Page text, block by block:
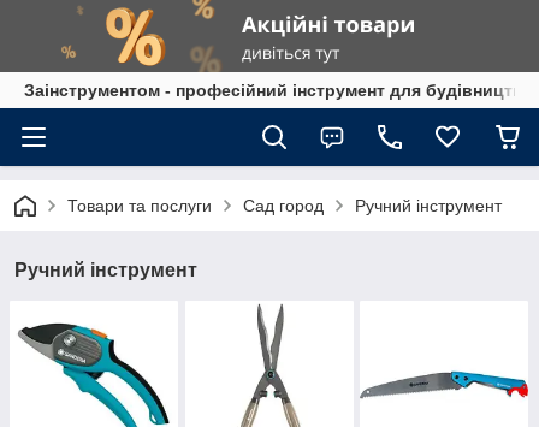
Заінструментом - професійний інструмент для
Товари та послуги Сад город Ручний інструмент
Ручний інструмент